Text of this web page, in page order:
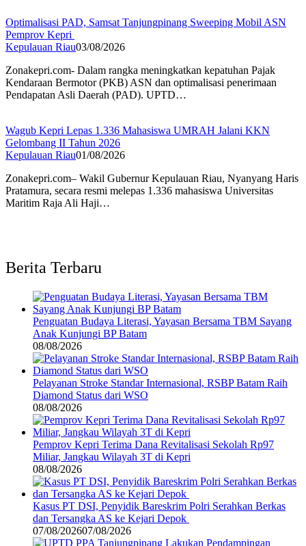
Optimalisasi PAD, Samsat Tanjungpinang Sweeping Mobil ASN
Pemprov Kepri
Kepulauan Riau03/08/2026
Zonakepri.com- Dalam rangka meningkatkan kepatuhan Pajak
Kendaraan Bermotor (PKB) ASN dan optimalisasi penerimaan
Pendapatan Asli Daerah (PAD). UPTD…
Wagub Kepri Lepas 1.336 Mahasiswa UMRAH Jalani KKN
Gelombang II Tahun 2026
Kepulauan Riau01/08/2026
Zonakepri.com– Wakil Gubernur Kepulauan Riau, Nyanyang Haris
Pratamura, secara resmi melepas 1.336 mahasiswa Universitas
Maritim Raja Ali Haji…
Berita Terbaru
Penguatan Budaya Literasi, Yayasan Bersama TBM Sayang
Anak Kunjungi BP Batam
08/08/2026
Pelayanan Stroke Standar Internasional, RSBP Batam Raih
Diamond Status dari WSO
08/08/2026
Pemprov Kepri Terima Dana Revitalisasi Sekolah Rp97
Miliar, Jangkau Wilayah 3T di Kepri
08/08/2026
Kasus PT DSI, Penyidik Bareskrim Polri Serahkan Berkas
dan Tersangka AS ke Kejari Depok
07/08/202607/08/2026